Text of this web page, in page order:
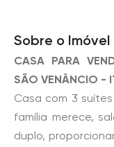
Sobre o Imóvel
CASA PARA
SÃO VENÂNCIO -
Casa com 3
família merece,
duplo,